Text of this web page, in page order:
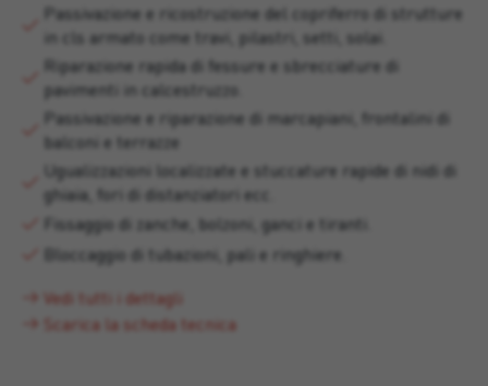
Passivazione e ricostruzione del copriferro di strutture
in cls armato come travi, pilastri, setti, solai.
Riparazione rapida di fessure e sbrecciature di
pavimenti in calcestruzzo.
Passivazione e riparazione di marcapiani, frontalini di
balconi e terrazze
Ugualizzazioni localizzate e stuccature rapide di nidi di
ghiaia, fori di distanziatori ecc.
Fissaggio di zanche, bolzoni, ganci e tiranti.
Bloccaggio di tubazioni, pali e ringhiere.
Vedi tutti i dettagli
Scarica la scheda tecnica